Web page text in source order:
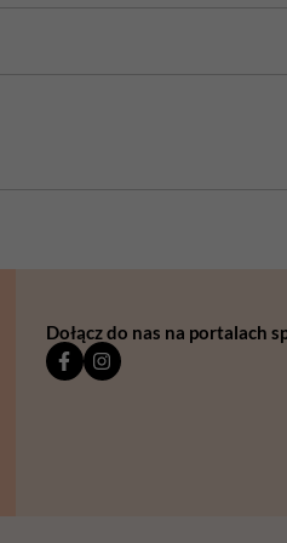
Dołącz do nas na portalach